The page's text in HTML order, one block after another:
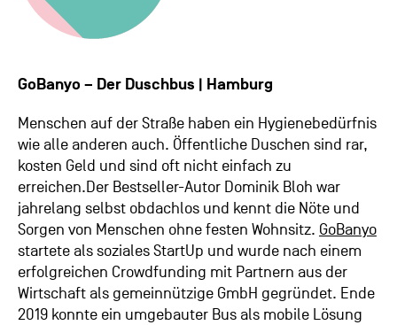
GoBanyo – Der Duschbus | Hamburg
Menschen auf der Straße haben ein Hygienebedürfnis
wie alle anderen auch. Öffentliche Duschen sind rar,
kosten Geld und sind oft nicht einfach zu
erreichen.Der Bestseller-Autor Dominik Bloh war
jahrelang selbst obdachlos und kennt die Nöte und
Sorgen von Menschen ohne festen Wohnsitz. GoBanyo
startete als soziales StartUp und wurde nach einem
erfolgreichen Crowdfunding mit Partnern aus der
Wirtschaft als gemeinnützige GmbH gegründet. Ende
2019 konnte ein umgebauter Bus als mobile Lösung